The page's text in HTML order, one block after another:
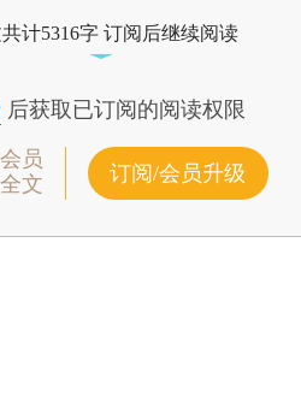
计5316字 订阅后继续阅读
后获取已订阅的阅读权限
员
文
订阅/会员升级